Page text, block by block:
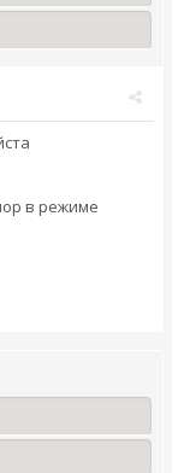
в режиме